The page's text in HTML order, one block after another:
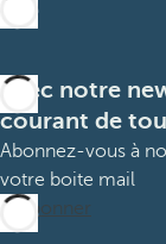
Avec notre
courant de
Abonnez-vous à
votre boite mail
M’abonner